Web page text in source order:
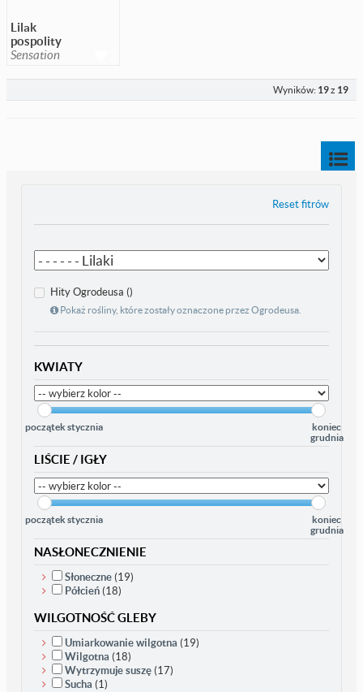
Lilak
pospolity
Sensation
Wyników: 19z 19
Reset fitrów
Hity Ogrodeusa ()
Pokaż rośliny, które zostały oznaczone przez Ogrodeusa.
KWIATY
początek stycznia
koniec
grudnia
LIŚCIE / IGŁY
początek stycznia
koniec
grudnia
NASŁONECZNIENIE
Słoneczne (19)
Półcień (18)
WILGOTNOŚĆ GLEBY
Umiarkowanie wilgotna (19)
Wilgotna (18)
Wytrzymuje suszę (17)
Sucha (1)